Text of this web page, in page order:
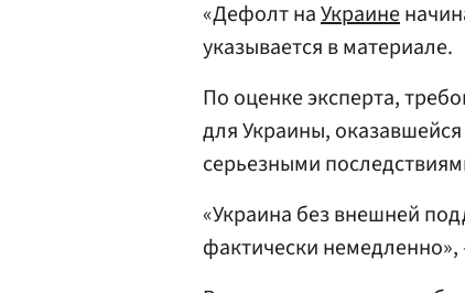
«Дефолт наУкраине
указывается в материале.
По оценке эксперта,
для Украины,
серьезными
«Украина без внешней
фактически